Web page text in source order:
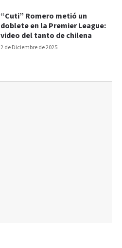
2 de Diciembre de 2025
“Cuti” Romero metió un
doblete en la Premier League:
video del tanto de chilena